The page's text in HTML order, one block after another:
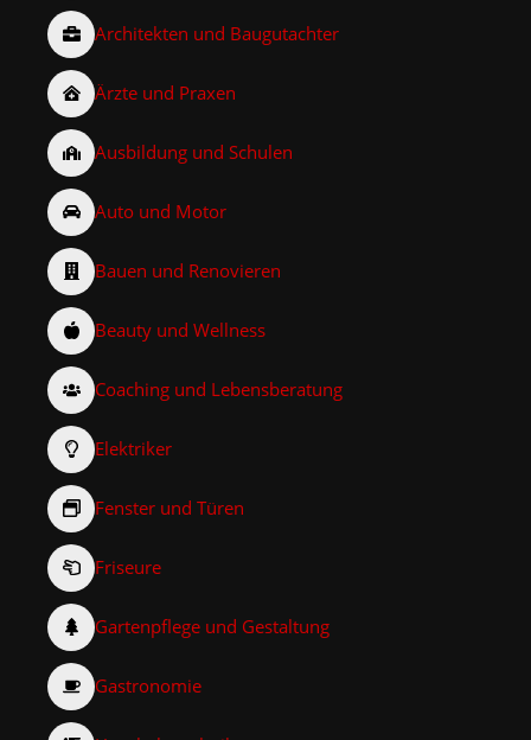
Architekten und Baugutachter
Ärzte und Praxen
Ausbildung und Schulen
Auto und Motor
Bauen und Renovieren
Beauty und Wellness
Coaching und Lebensberatung
Elektriker
Fenster und Türen
Friseure
Gartenpflege und Gestaltung
Gastronomie